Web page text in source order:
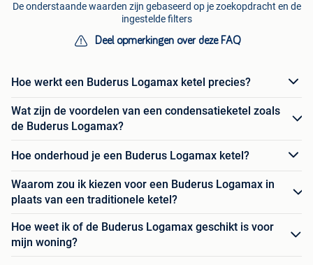
De onderstaande waarden zijn gebaseerd op je zoekopdracht en de
ingestelde filters
Deel opmerkingen over deze FAQ
Hoe werkt een Buderus Logamax ketel precies?
Wat zijn de voordelen van een condensatieketel zoals
de Buderus Logamax?
Hoe onderhoud je een Buderus Logamax ketel?
Waarom zou ik kiezen voor een Buderus Logamax in
plaats van een traditionele ketel?
Hoe weet ik of de Buderus Logamax geschikt is voor
mijn woning?